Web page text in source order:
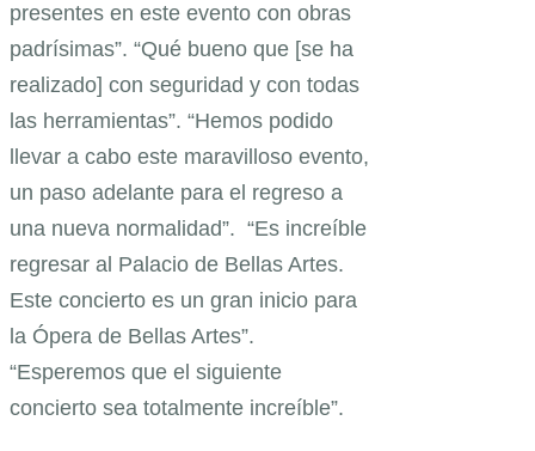
presentes en este evento con obras
padrísimas”. “Qué bueno que [se ha
realizado] con seguridad y con todas
las herramientas”. “Hemos podido
llevar a cabo este maravilloso evento,
un paso adelante para el regreso a
una nueva normalidad”. “Es increíble
regresar al Palacio de Bellas Artes.
Este concierto es un gran inicio para
la Ópera de Bellas Artes”.
“Esperemos que el siguiente
concierto sea totalmente increíble”.